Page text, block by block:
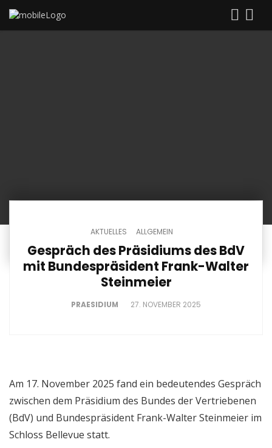
AKTUELLES ALLGEMEIN
Gespräch des Präsidiums des BdV
mit Bundespräsident Frank-Walter
Steinmeier
PRAESIDIUM 27. NOVEMBER 2025
Am 17. November 2025 fand ein bedeutendes Gespräch
zwischen dem Präsidium des Bundes der Vertriebenen
(BdV) und Bundespräsident Frank-Walter Steinmeier im
Schloss Bellevue statt.